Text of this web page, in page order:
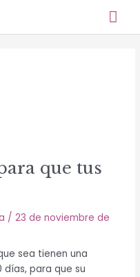
que tus
/23 de noviembre de
sea tienen una
días, para que su